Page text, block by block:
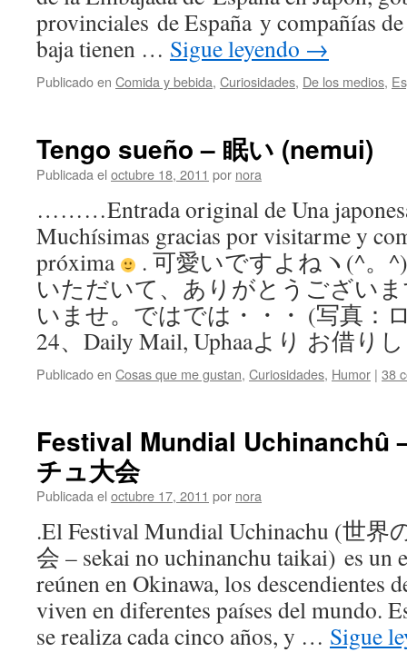
provinciales de España y compañías
baja tienen … Sigue leyendo →
Publicado en Comida y bebida, Curiosidades, De los medios,
Tengo sueño – 眠い (nemui)
Publicada el octubre 18, 2011 por nora
………Entrada original de Una
Muchísimas gracias por visitarme y
próxima
. 可愛いですよねヽ(^。
いただいて、ありがとうござい
いませ。ではでは・・・ (写真：
24、Daily Mail, Uphaaより お借り
Publicado en Cosas que me gustan, Curiosidades, Humor | 38
Festival Mundial Uchinanchû
チュ大会
Publicada el octubre 17, 2011 por nora
.El Festival Mundial Uchinachu (世
会 – sekai no uchinanchu taikai) es un
reúnen en Okinawa, los descendientes
viven en diferentes países del mundo.
se realiza cada cinco años, y … Sigue